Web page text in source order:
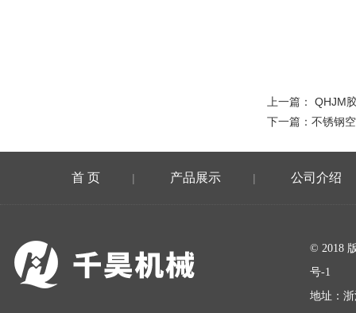
上一篇： QHJM
下一篇： 不锈钢
首 页 | 产品展示 | 公司介绍
© 2018
号-1
地址：